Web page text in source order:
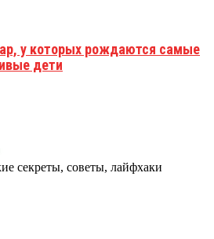
у которых рождаются самые
дети
секреты, советы, лайфхаки